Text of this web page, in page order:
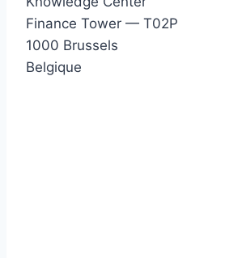
Finance Tower — T02P
1000 Brussels
Belgique